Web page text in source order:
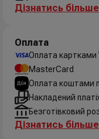
Дізнатись більше
Оплата
Оплата картками
MasterCard
Оплата коштами
Накладений
Безготівковий
Дізнатись більше